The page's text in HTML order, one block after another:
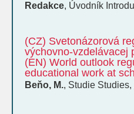
Redakce, Úvodník
(CZ) Svetonázorová
výchovno-vzdelávacej
(EN) World outlook
educational work at
Beňo, M., Studie Studies,